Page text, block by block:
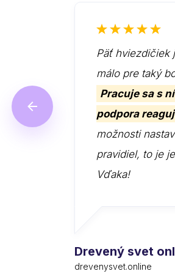
Päť hviezdičiek
málo pre taký
Pracuje sa s
podpora
možnosti
pravidiel, to je
Vďaka!
Drevený svet
drevenysvet.online